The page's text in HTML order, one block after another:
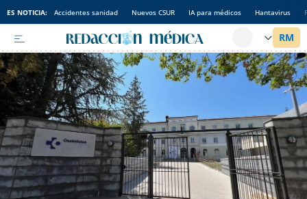
ES NOTICIA: Accidentes sanidad Nuevos CSUR IA para médicos Hantavirus